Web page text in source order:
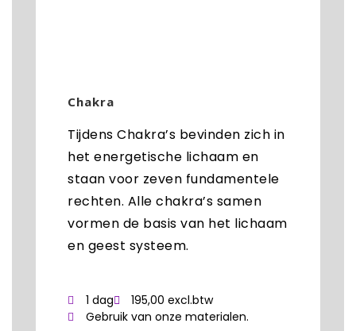
Chakra
Tijdens Chakra’s bevinden zich in
het energetische lichaam en
staan voor zeven fundamentele
rechten. Alle chakra’s samen
vormen de basis van het lichaam
en geest systeem.
1 dag
195,00 excl.btw
Gebruik van onze materialen.